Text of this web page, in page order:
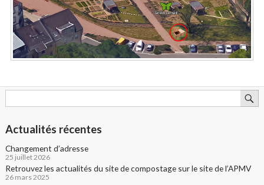
Actualités récentes
Changement d’adresse
25 juillet 2026
Retrouvez les actualités du site de compostage sur le site de l’APMV
26 mars 2025